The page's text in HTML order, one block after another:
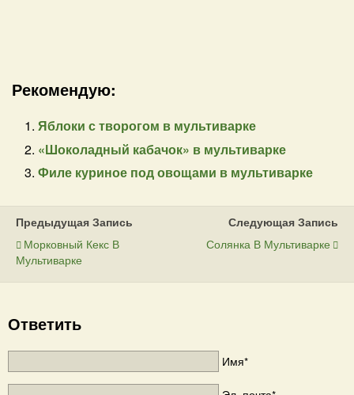
Рекомендую:
Яблоки с творогом в мультиварке
«Шоколадный кабачок» в мультиварке
Филе куриное под овощами в мультиварке
Предыдущая Запись
Морковный Кекс В
Мультиварке
Следующая Запись
Солянка В Мультиварке
Ответить
Имя*